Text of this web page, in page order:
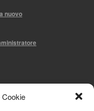
nuovo